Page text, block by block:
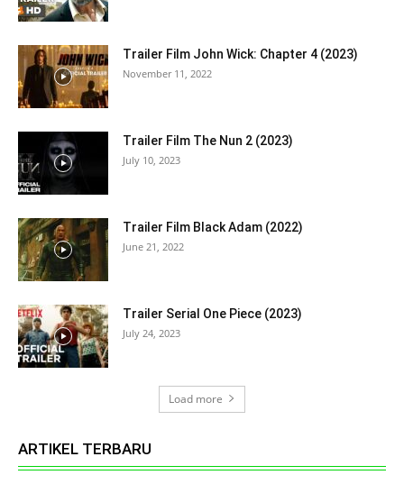
Trailer Film John Wick: Chapter 4 (2023)
November 11, 2022
Trailer Film The Nun 2 (2023)
July 10, 2023
Trailer Film Black Adam (2022)
June 21, 2022
Trailer Serial One Piece (2023)
July 24, 2023
Load more
ARTIKEL TERBARU